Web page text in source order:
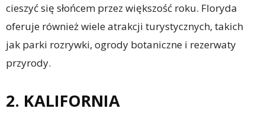
cieszyć się słońcem przez większość roku. Floryda
oferuje również wiele atrakcji turystycznych, takich
jak parki rozrywki, ogrody botaniczne i rezerwaty
przyrody.
2. KALIFORNIA